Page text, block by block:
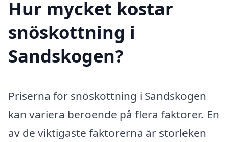
Hur mycket kostar
snöskottning i
Sandskogen?
Priserna för snöskottning i Sandskogen
kan variera beroende på flera faktorer. En
av de viktigaste faktorerna är storleken